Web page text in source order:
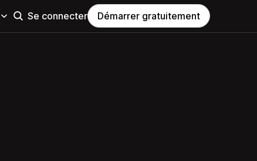
Se connecter Démarrer gratuitement